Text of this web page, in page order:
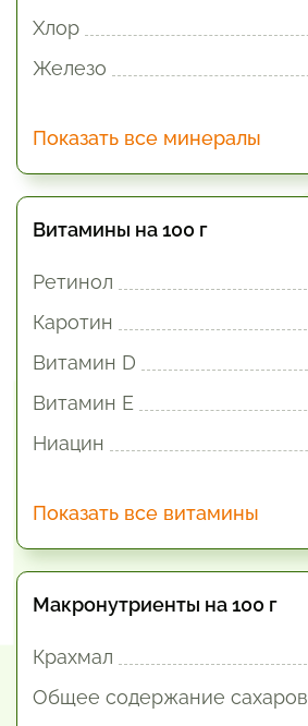
Хлор
Железо
Показать все минералы
Витамины на 100 г
Ретинол
Каротин
Витамин D
Витамин E
Ниацин
Показать все витамины
Макронутриенты на 100 г
Крахмал
Общее содержание сахаров